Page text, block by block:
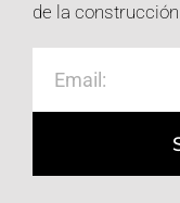
de la